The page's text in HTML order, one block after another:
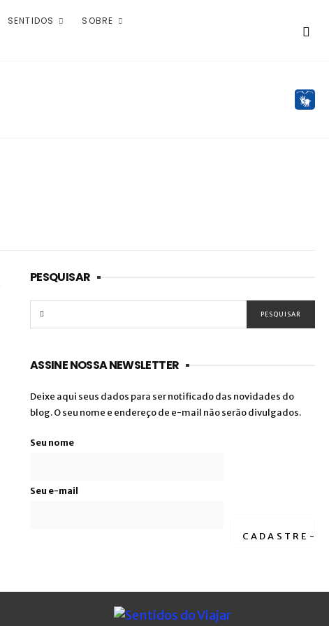
SENTIDOS
SOBRE
PESQUISAR
ASSINE NOSSA NEWSLETTER
Deixe aqui seus dados para ser notificado das novidades do
blog. O seu nome e endereço de e-mail não serão divulgados.
Seu nome
Seu e-mail